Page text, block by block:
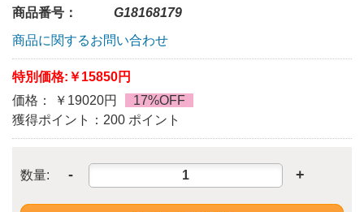
商品番号：
G18168179
商品に関するお問い合わせ
特別価格: ￥15850円
価格： ￥19020円
17%OFF
獲得ポイント：200 ポイント
数量: - +